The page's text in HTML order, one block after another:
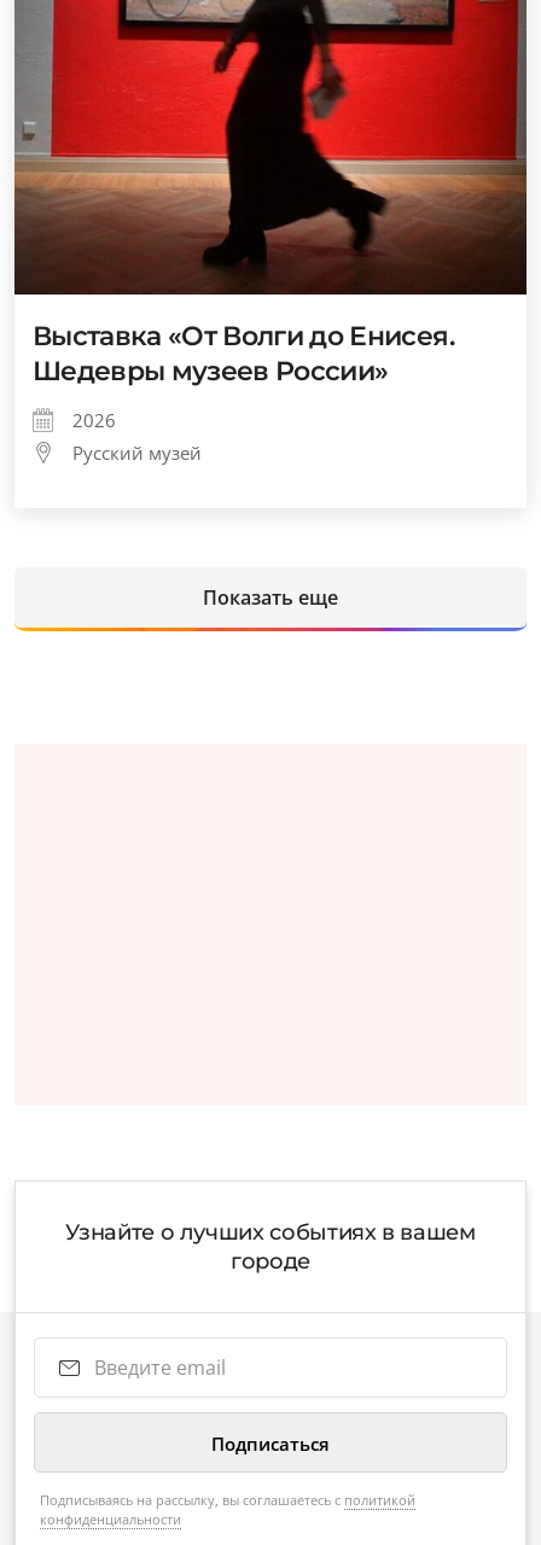
Выставка «От Волги до Енисея.
Шедевры музеев России»
2026
Русский музей
Показать еще
Узнайте о лучших событиях в вашем
городе
Подписываясь на рассылку, вы соглашаетесь с политикой
конфиденциальности